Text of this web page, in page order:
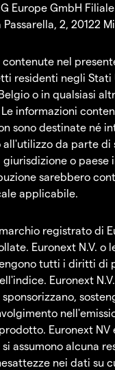
Europe GmbH
2, 20122
nel
residenti negli Stati
o in qualsiasi
informazioni
sono destinate né
all'utilizzo da parte di
giurisdizione o paese
sarebbero
applicabile.
registrato di
Euronext N.V. o
tutti i diritti di
Euronext
Euronext NV
assumono alcuna
nei dati su